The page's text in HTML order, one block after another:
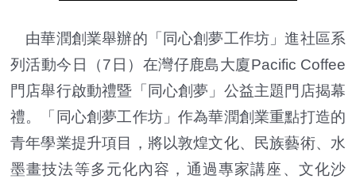
由華潤創業舉辦的「同心創夢工作坊」進社區系
列活動今日（7日）在灣仔鹿島大廈Pacific Coffee
門店舉行啟動禮暨「同心創夢」公益主題門店揭幕
禮。「同心創夢工作坊」作為華潤創業重點打造的
青年學業提升項目，將以敦煌文化、民族藝術、水
墨畫技法等多元化內容，通過專家講座、文化沙